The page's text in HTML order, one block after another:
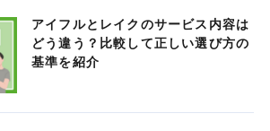
アイフルとレイクのサービス内容は
どう違う？比較して正しい選び方の
基準を紹介